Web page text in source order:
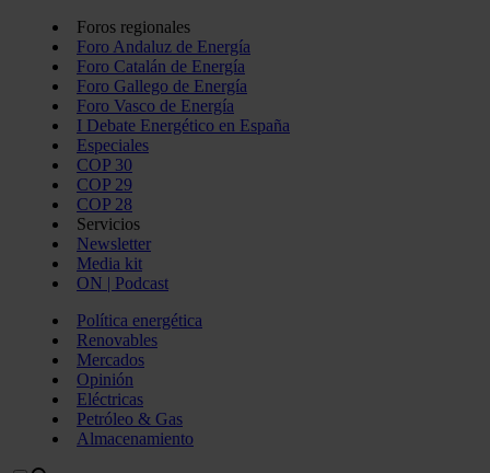
Foros regionales
Foro Andaluz de Energía
Foro Catalán de Energía
Foro Gallego de Energía
Foro Vasco de Energía
I Debate Energético en España
Especiales
COP 30
COP 29
COP 28
Servicios
Newsletter
Media kit
ON | Podcast
Política energética
Renovables
Mercados
Opinión
Eléctricas
Petróleo & Gas
Almacenamiento